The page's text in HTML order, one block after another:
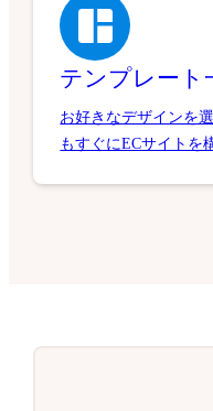
テンプレート
お好きなデザインを
もすぐにECサイトを